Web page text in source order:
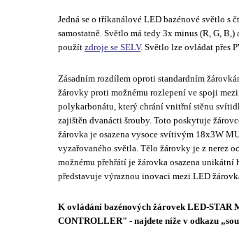
Jedná se o tříkanálové LED bazénové světlo
samostatně. Světlo má tedy 3x minus (R, G,
použít zdroje se SELV. Světlo lze ovládat přes
Zásadním rozdílem oproti standardním
žárovky proti možnému rozlepení ve spoji
polykarbonátu, který chrání vnitřní stěnu
zajištěn dvanácti šrouby. Toto poskytuje
žárovka je osazena vysoce svítivým 18x3W
vyzařovaného světla. Tělo žárovky je z nerez
možnému přehřátí je žárovka osazena
představuje výraznou inovaci mezi LED
K ovládání bazénových žárovek LED-
CONTROLLER" - najdete níže v odkazu